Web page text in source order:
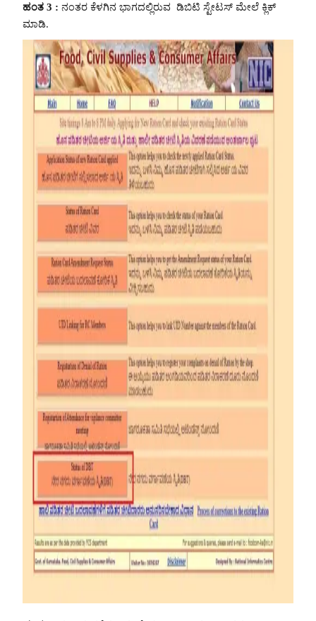
ಹಂತ 3 : ನಂತರ ಕೆಳಗಿನ ಭಾಗದಲ್ಲಿರುವ ಡಿಬಿಟಿ ಸ್ಟೇಟಸ್ ಮೇಲೆ ಕ್ಲಿಕ್
ಮಾಡಿ.